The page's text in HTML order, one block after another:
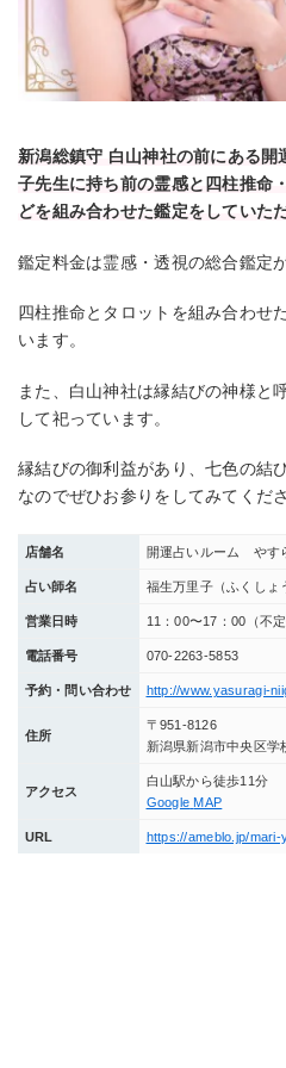
新潟総鎮守 白山神社の前にある
子先生に持ち前の霊感と四柱推命
どを組み合わせた鑑定をしていた
鑑定料金は霊感・透視の総合鑑定
四柱推命とタロットを組み合わせ
います。
また、白山神社は縁結びの神様と
して祀っています。
縁結びの御利益があり、七色の結
なのでぜひお参りをしてみてくだ
店舗名 開運占いルーム やす
占い師名 福生万里子（ふくしょ
営業日時 11：00〜17：00（不
電話番号 070-2263-5853
予約・問い合わせ http://www.yasuragi-
住所
〒951-8126
新潟県新潟市中央区学
アクセス
白山駅から徒歩11分
Google MAP
URL https://ameblo.jp/mari-